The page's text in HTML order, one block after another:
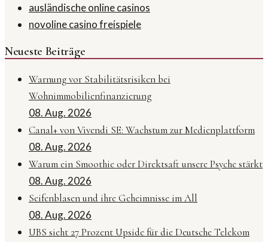
ausländische online casinos
novoline casino freispiele
Neueste Beiträge
Warnung vor Stabilitätsrisiken bei
Wohnimmobilienfinanzierung
08. Aug. 2026
Canal+ von Vivendi SE: Wachstum zur Medienplattform
08. Aug. 2026
Warum ein Smoothie oder Direktsaft unsere Psyche stärkt
08. Aug. 2026
Seifenblasen und ihre Geheimnisse im All
08. Aug. 2026
UBS sieht 27 Prozent Upside für die Deutsche Telekom